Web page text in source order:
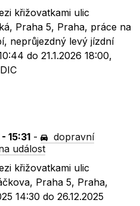
křižovatkami ulic
Praha 5, Praha, práce na
neprůjezdný levý jízdní
do 21.1.2026 18:00,
15:31 -
dopravní
událost
křižovatkami ulic
Praha 5, Praha,
14:30 do 26.12.2025